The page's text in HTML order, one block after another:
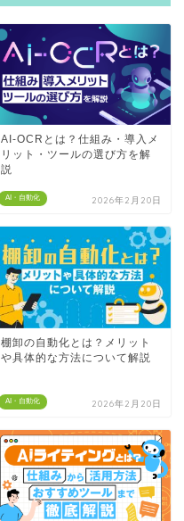
AI・自動化
AI-OCRとは？仕組み・導入メ
リット・ツールの選び方を解
説
2026年2月20日
AI・自動化
棚卸の自動化とは？メリット
や具体的な方法について解説
2026年2月20日